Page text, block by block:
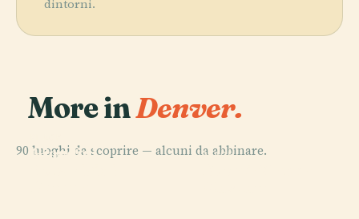
dintorni.
More inDenver.
90 luoghi da scoprire — alcuni da abbinare.
PLACE PLACE
Giardini
PLACE